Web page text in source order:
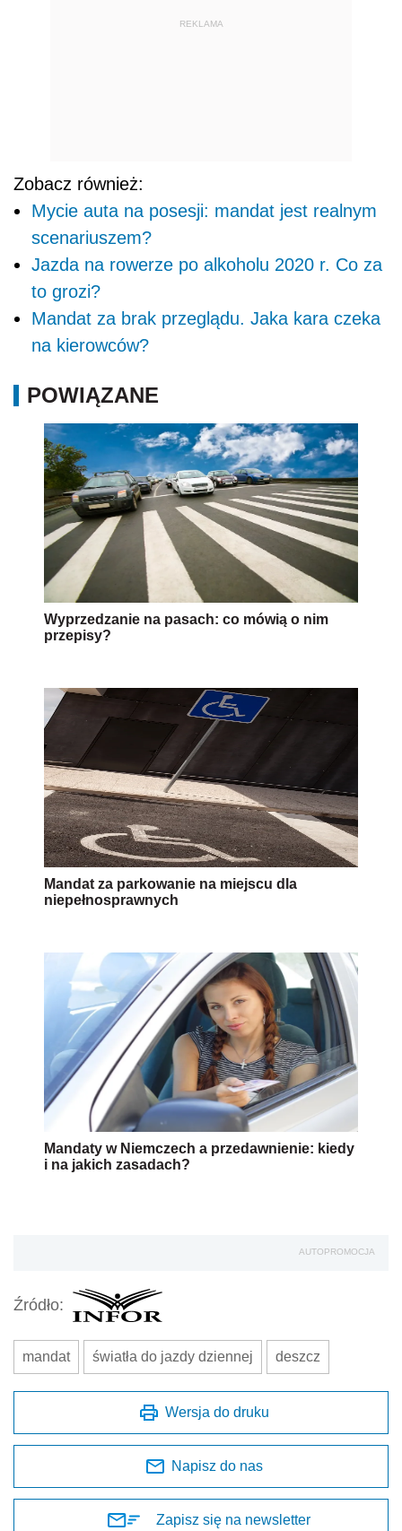
REKLAMA
Zobacz również:
Mycie auta na posesji: mandat jest realnym
scenariuszem?
Jazda na rowerze po alkoholu 2020 r. Co za
to grozi?
Mandat za brak przeglądu. Jaka kara czeka
na kierowców?
POWIĄZANE
Wyprzedzanie na pasach: co mówią o nim
przepisy?
Mandat za parkowanie na miejscu dla
niepełnosprawnych
Mandaty w Niemczech a przedawnienie: kiedy
i na jakich zasadach?
AUTOPROMOCJA
Źródło:
mandat światła do jazdy dziennej deszcz
Wersja do druku
Napisz do nas
Zapisz się na newsletter